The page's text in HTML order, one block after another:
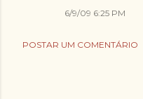
6/9/09 6:25 PM
POSTAR UM COMENTÁRIO